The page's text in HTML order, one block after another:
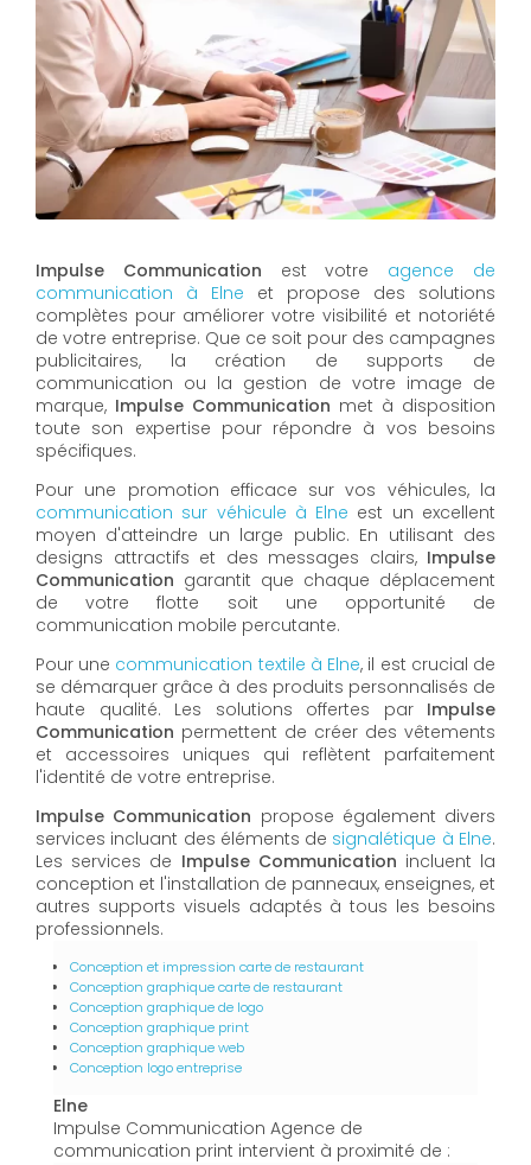
Impulse Communication est votre agence de
communication à Elne et propose des solutions
complètes pour améliorer votre visibilité et notoriété
de votre entreprise. Que ce soit pour des campagnes
publicitaires, la création de supports de
communication ou la gestion de votre image de
marque, Impulse Communication met à disposition
toute son expertise pour répondre à vos besoins
spécifiques.
Pour une promotion efficace sur vos véhicules, la
communication sur véhicule à Elne est un excellent
moyen d'atteindre un large public. En utilisant des
designs attractifs et des messages clairs, Impulse
Communication garantit que chaque déplacement
de votre flotte soit une opportunité de
communication mobile percutante.
Pour une communication textile à Elne, il est crucial de
se démarquer grâce à des produits personnalisés de
haute qualité. Les solutions offertes parImpulse
Communication permettent de créer des vêtements
et accessoires uniques qui reflètent parfaitement
l'identité de votre entreprise.
Impulse Communication propose également divers
services incluant des éléments de signalétique à Elne.
Les services de Impulse Communication incluent la
conception et l'installation de panneaux, enseignes, et
autres supports visuels adaptés à tous les besoins
professionnels.
Conception et impression carte de restaurant
Conception graphique carte de restaurant
Conception graphique de logo
Conception graphique print
Conception graphique web
Conception logo entreprise
Elne
Impulse Communication Agence de
communication print intervient à proximité de :